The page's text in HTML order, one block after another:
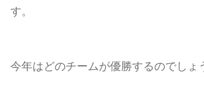
す。
今年はどのチームが優勝するのでしょ